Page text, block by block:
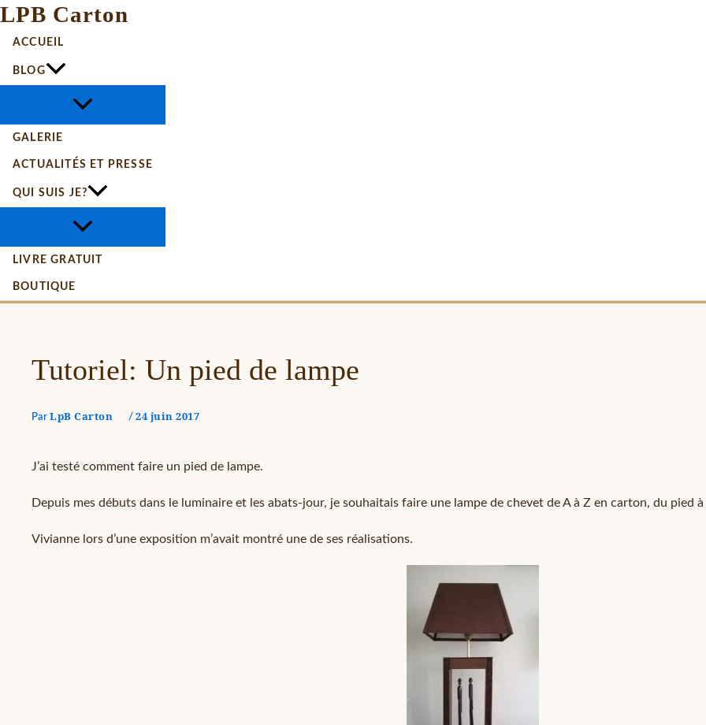
LPB Carton
ACCUEIL
BLOG
GALERIE
ACTUALITÉS ET PRESSE
QUI SUIS JE?
LIVRE GRATUIT
BOUTIQUE
Tutoriel: Un pied de lampe
Par LpB Carton / 24 juin 2017
J’ai testé comment faire un pied de lampe.
Depuis mes débuts dans le luminaire et les abats-jour, je souhaitais faire une lampe de chevet de A à Z en carton, du pied à
Vivianne lors d’une exposition m’avait montré une de ses réalisations.